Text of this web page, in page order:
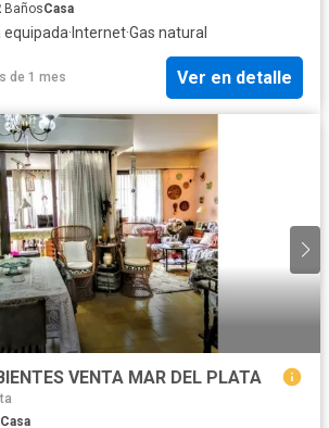
BañosCasa
equipada· Internet·Gas natural
de 1 mes Ver en detalle
VENTA MAR DEL PLATA
Casa